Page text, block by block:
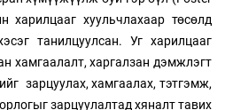
харилцааг хуульчлахаар төсөлд
танилцуулсан. Уг харилцааг
хамгаалалт, харгалзан дэмжлэгт
зарцуулах, хамгаалах, тэтгэмж,
зарцуулалтад хяналт тавих